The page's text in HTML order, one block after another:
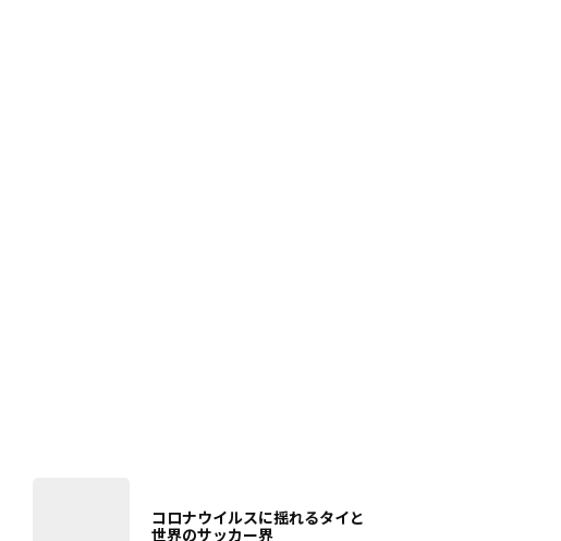
コロナウイルスに揺れるタイと
世界のサッカー界